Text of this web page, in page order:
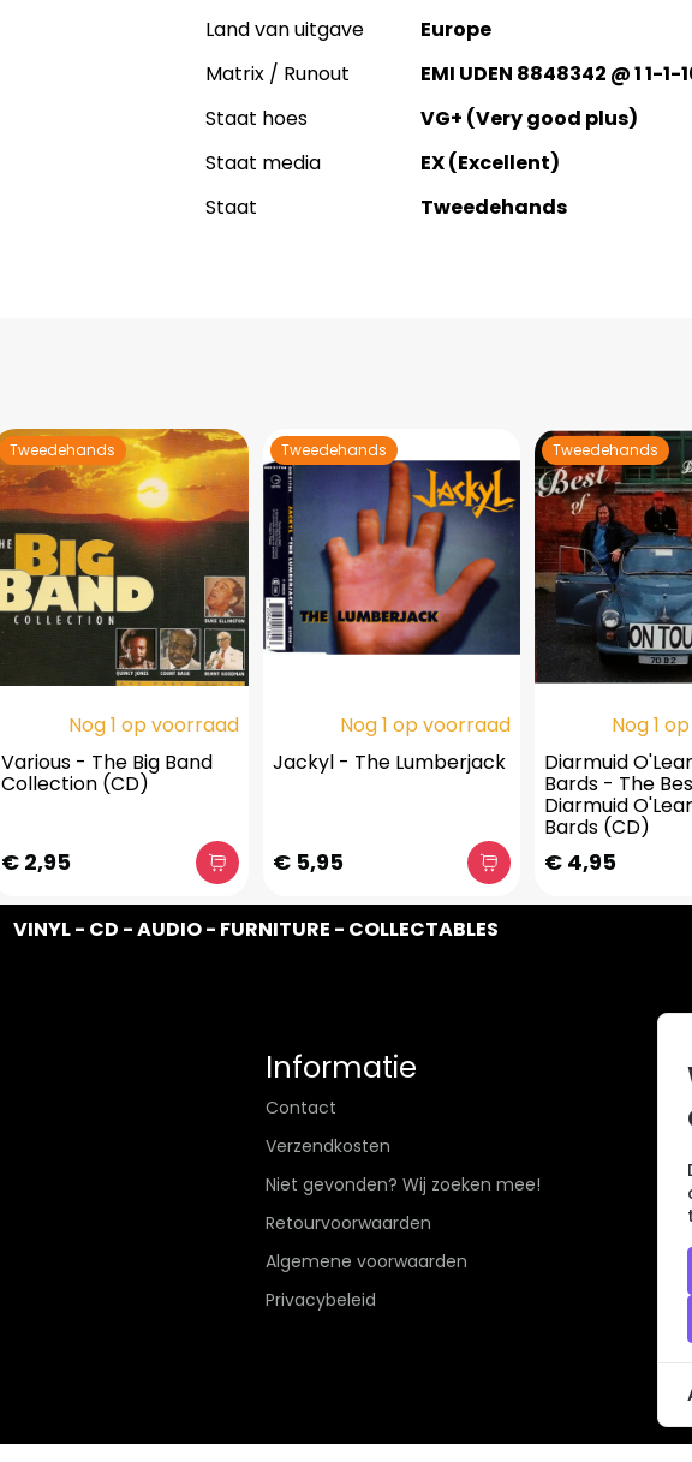
Land van uitgave
Europe
Matrix / Runout
EMI UDEN 8848342 @ 1 1-1-
Staat hoes
VG+ (Very good plus)
Staat media
EX (Excellent)
Staat
Tweedehands
Tweedehands
Nog 1 op voorraad
Various - The Big Band
Collection (CD)
€ 2,95
Tweedehands
Nog 1 op voorraad
Jackyl - The Lumberjack
€ 5,95
Tweedehands
Nog 1
Diarmuid
Bards - The
Diarmuid
Bards (CD)
€ 4,95
VINYL - CD - AUDIO - FURNITURE - COLLECTABLES
Informatie
Contact
Verzendkosten
Niet gevonden? Wij zoeken mee!
Retourvoorwaarden
Algemene voorwaarden
Privacybeleid